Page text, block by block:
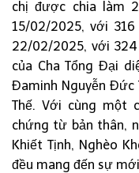
chị được chia làm
15/02/2025, với
22/02/2025, với
của Cha Tổng Đại
Đaminh Nguyễn Đức
Thế. Với cùng một
chứng từ bản thân,
Khiết Tịnh, Nghèo
đều mang đến sự